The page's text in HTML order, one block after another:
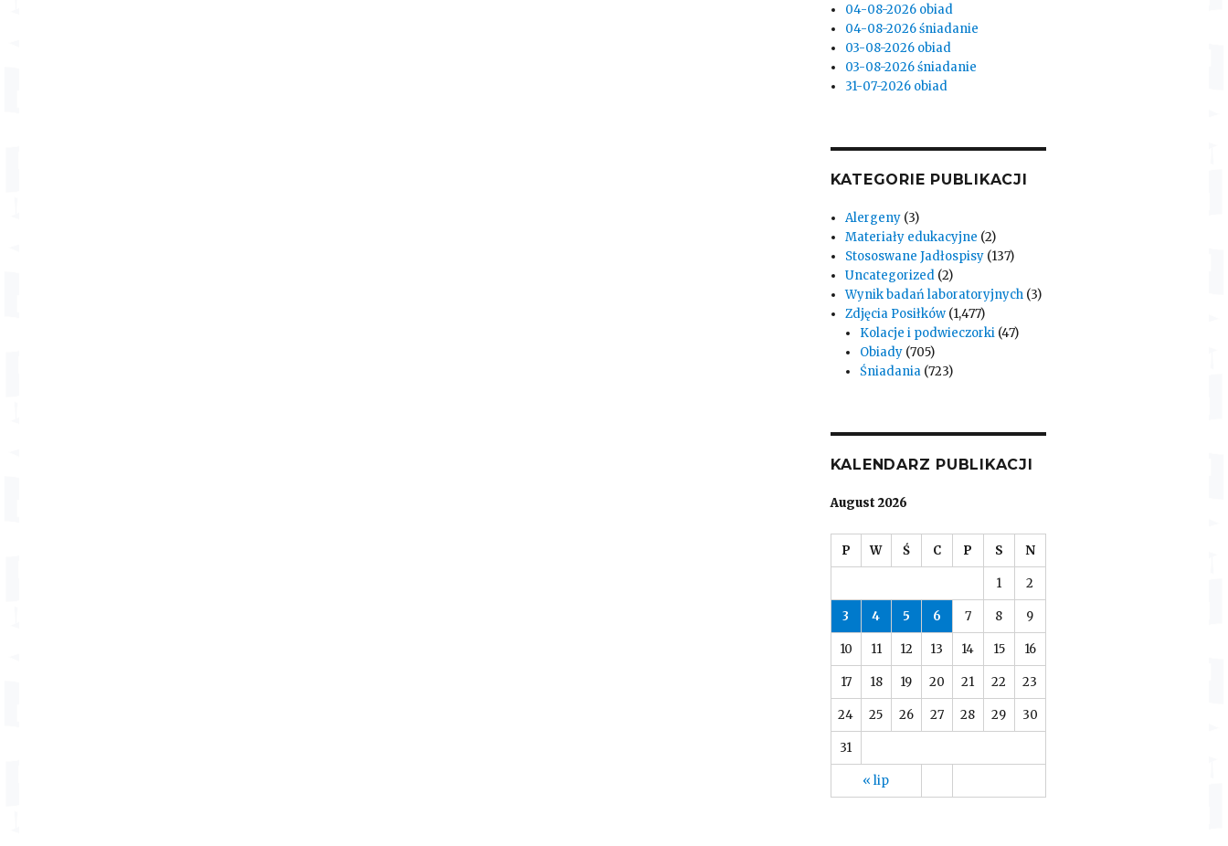
04-08-2026 obiad
04-08-2026 śniadanie
03-08-2026 obiad
03-08-2026 śniadanie
31-07-2026 obiad
KATEGORIE PUBLIKACJI
Alergeny(3)
Materiały edukacyjne (2)
Stososwane Jadłospisy(137)
Uncategorized(2)
Wynik badań laboratoryjnych(3)
Zdjęcia Posiłków(1,477)
Kolacje i podwieczorki (47)
Obiady (705)
Śniadania (723)
KALENDARZ PUBLIKACJI
August 2026
P W Ś C P S N
« lip
1 2
3 4 5 6 7 8 9
10 11 12 13 14 15 16
17 18 19 20 21 22 23
24 25 26 27 28 29 30
31